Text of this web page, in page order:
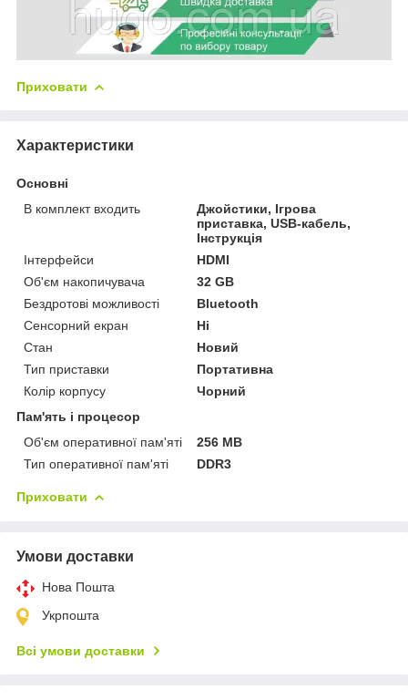
Приховати
Характеристики
Основні
В комплект входить
Джойстики, Ігрова
приставка, USB-кабель,
Інструкція
Інтерфейси
HDMI
Об'єм накопичувача
32 GB
Бездротові можливості
Bluetooth
Сенсорний екран
Ні
Стан
Новий
Тип приставки
Портативна
Колір корпусу
Чорний
Пам'ять і процесор
Об'єм оперативної пам'яті
256 MB
Тип оперативної пам'яті
DDR3
Приховати
Умови доставки
Нова Пошта
Укрпошта
Всі умови доставки